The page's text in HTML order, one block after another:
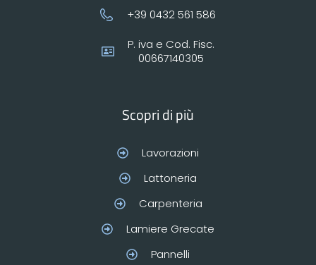
+39 0432 561 586
P. iva e Cod. Fisc.
00667140305
Scopri di più
Lavorazioni
Lattoneria
Carpenteria
Lamiere Grecate
Pannelli